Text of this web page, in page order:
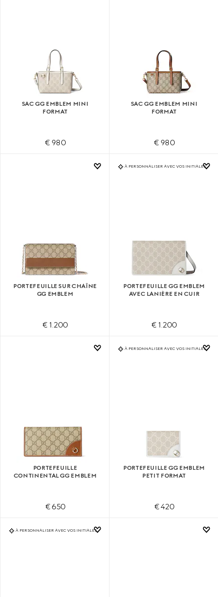
SAC GG EMBLEM MINI
FORMAT
€ 980
SAC GG EMBLEM MINI
FORMAT
€ 980
PORTEFEUILLE SUR CHAÎNE
GG EMBLEM
€ 1.200
À PERSONNALISER AVEC VOS INITIALES
PORTEFEUILLE GG EMBLEM
AVEC LANIÈRE EN CUIR
€ 1.200
PORTEFEUILLE
CONTINENTAL GG EMBLEM
€ 650
À PERSONNALISER AVEC VOS INITIALES
PORTEFEUILLE GG EMBLEM
PETIT FORMAT
€ 420
À PERSONNALISER AVEC VOS INITIALES